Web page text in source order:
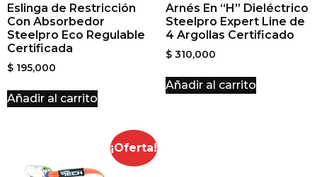
Eslinga de Restricción
Con Absorbedor
Steelpro Eco Regulable
Certificada
$ 195,000
Añadir al carrito
Arnés En “H” Dieléctrico
Steelpro Expert Line de
4 Argollas Certificado
$ 310,000
Añadir al carrito
¡Oferta!